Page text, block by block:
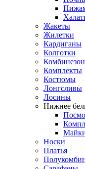
Жакеты
Жилетки
Кардиганы
Колготки
Комплекты
Костюмы
Лонгсливы
Лосины
Нижнее
Носки
Платья